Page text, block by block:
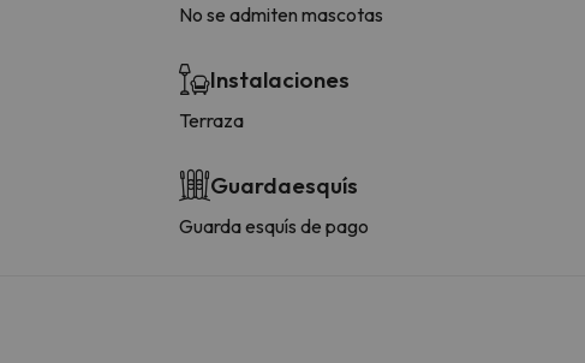
No se admiten mascotas
Instalaciones
Terraza
Guardaesquís
Guarda esquís de pago